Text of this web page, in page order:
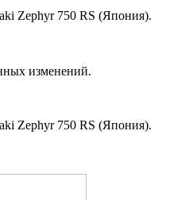
Zephyr 750 RS (Япония).
изменений.
Zephyr 750 RS (Япония).